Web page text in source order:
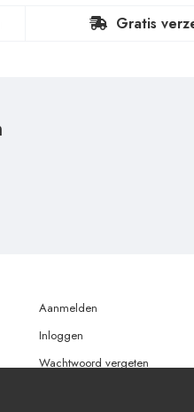
Gratis
Aanmelden
Inloggen
Wachtwoord vergeten